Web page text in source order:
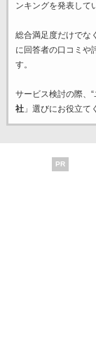
ンキングを発表して
総合満足度だけでな
に回答者の口コミや
す。
サービス検討の際、
社」選びにお役立て
PR